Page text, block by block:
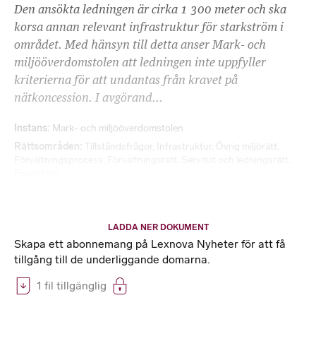
Den ansökta ledningen är cirka 1 300 meter och ska
korsa annan relevant infrastruktur för starkström i
området. Med hänsyn till detta anser Mark- och
miljööverdomstolen att ledningen inte uppfyller
kriterierna för att undantas från kravet på
nätkoncession. I avgörand...
Instans Mark- och miljööverdomstolen
Rättsområden Tillståndsfrågor Infrastruktur Övrig miljörätt
LADDA NER DOKUMENT
Skapa ett abonnemang på Lexnova Nyheter för att få
tillgång till de underliggande domarna.
1 fil tillgänglig